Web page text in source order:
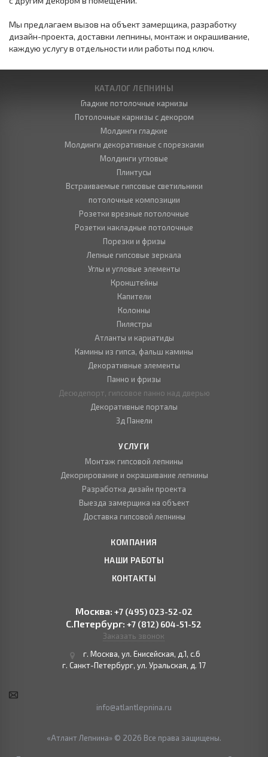
Мы предлагаем вызов на объект замерщика, разработку
дизайн-проекта, доставки лепнины, монтаж и окрашивание,
каждую услугу в отдельности или работы под ключ.
КАТАЛОГ ЛЕПНИНЫ
Гладкие потолочные карнизы
Потолочные карнизы с декором
Молдинги гладкие
Молдинги декоративные с порезками
Молдинги угловые
Плинтусы
Встраиваемые гипсовые светильники
потолочные композиции
Розетки врезные потолочные
Розетки накладные потолочные
Порезки и фризы
Лепные гипсовые зеркала
Углы и угловые элементы
Кронштейны
Капители
Колонны
Пилястры
Атланты и кариатиды
Камины из гипса, фальш камины
Декоративные элементы
Панно и фризы
Десюдепорт, гипсовое панно над дверью
Декоративные порталы
3д Панели
УСЛУГИ
Монтаж гипсовой лепнины
Декорирование и окрашивание лепнины
Разработка дизайн проекта
Выезда замерщика на объект
Доставка гипсовой лепнины
КОМПАНИЯ
НАШИ РАБОТЫ
КОНТАКТЫ
Москва: +7 (495) 023-52-02
С.Петербург: +7 (812) 604-51-52
Заказать звонок
г. Москва, ул. Енисейская, д.1, с.6
г. Санкт-Петербург, ул. Уральская, д. 17
info@atlantlepnina.ru
«Атлант Лепнина» © 2026 Все права защищены.